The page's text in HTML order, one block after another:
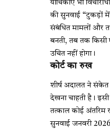
याचिकाएं भी
की सुनवाई “टुकड़ों
संबंधित मामलों और
बनती, तब तक किसी
उचित नहीं होगा।
कोर्ट का रुख
शीर्ष अदालत ने संकेत
देखना चाहती है।
तत्काल कोई अंतरिम
सुनवाई जनवरी